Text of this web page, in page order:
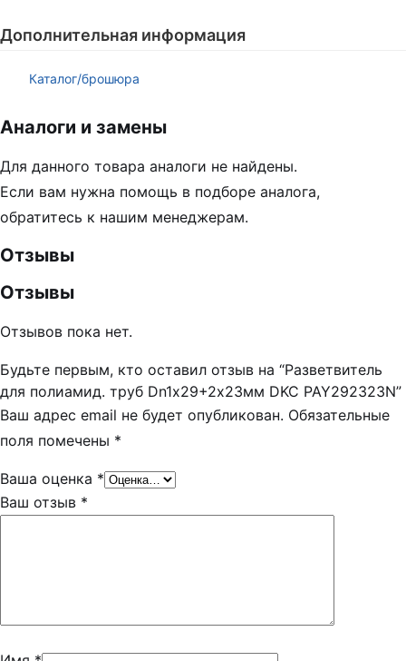
Дополнительная информация
Каталог/брошюра
Аналоги и замены
Для данного товара аналоги не найдены.
Если вам нужна помощь в подборе аналога,
обратитесь к нашим менеджерам.
Отзывы
Отзывы
Отзывов пока нет.
Будьте первым, кто оставил отзыв на “Разветвитель
для полиамид. труб Dn1х29+2х23мм DKC PAY292323N”
Ваш адрес email не будет опубликован. Обязательные
поля помечены *
Ваша оценка *
Ваш отзыв *